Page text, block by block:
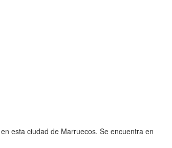
esta ciudad de Marruecos. Se encuentra en